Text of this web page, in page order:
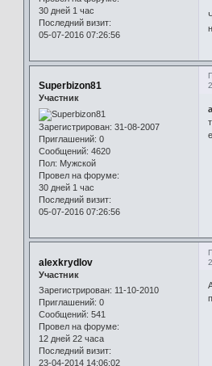
30 дней 1 час
Последний визит:
05-07-2016 07:26:56
Superbizon81
Участник
Зарегистрирован: 31-08-2007
Приглашений: 0
Сообщений: 4620
Пол: Мужской
Провел на форуме:
30 дней 1 час
Последний визит:
05-07-2016 07:26:56
alexkrydlov
Участник
Зарегистрирован: 11-10-2010
Приглашений: 0
Сообщений: 541
Провел на форуме:
12 дней 22 часа
Последний визит:
23-04-2014 14:06:02